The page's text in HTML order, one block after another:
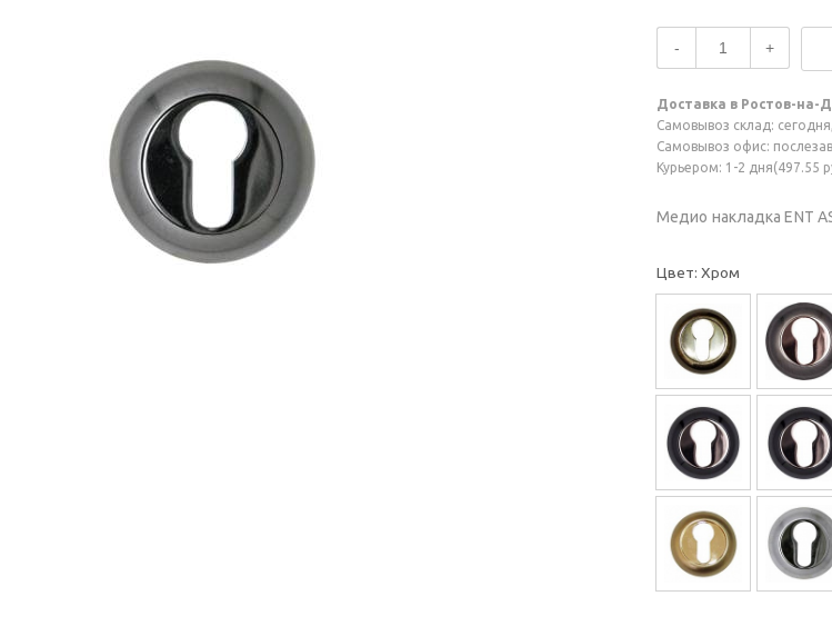
- +
Доставка в Ростов-на-
Самовывоз склад:
Самовывоз офис:
Курьером: 1-2 дня(497.55
Медио накладка ENT
Цвет: Хром